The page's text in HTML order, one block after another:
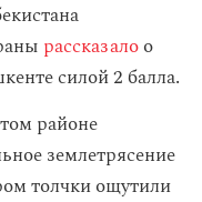
рассказалоо
силой 2 балла.
районе
землетрясение
толчки ощутили